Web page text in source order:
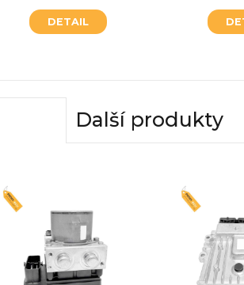
DETAIL
Další produkty